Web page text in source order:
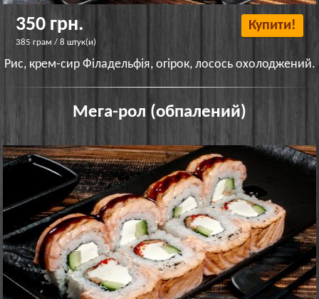
350 грн.
385 грам / 8 штук(и)
Купити!
Рис, крем-сир Філадельфія, огірок, лосось охолоджений.
Мега-рол (обпалений)